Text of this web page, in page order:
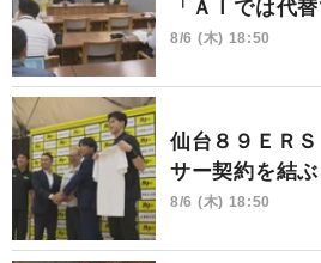
「ＡＩでは代
8/6 (木) 18:50
仙台８９ＥＲ
サー契約を結ぶ
8/6 (木) 18:50